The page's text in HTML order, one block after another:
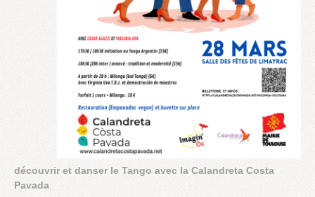
découvrir et danser le Tango avec la Calandreta Costa
Pavada